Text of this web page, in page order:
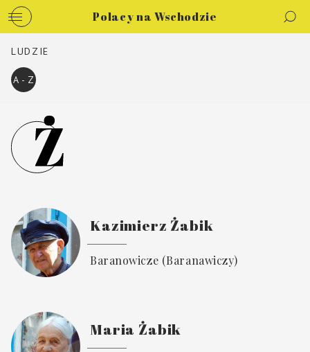
Polacy na Wschodzie
LUDZIE
A - Z
Kazimierz Żabik
Baranowicze (Baranawiczy)
Maria Żabik